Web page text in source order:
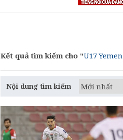
Kết quả tìm kiếm cho "U17 Yemen
Nội dung tìm kiếm